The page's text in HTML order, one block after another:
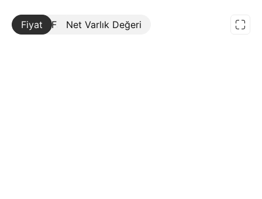
Fiyat Net Varlık Değeri
Daha Fazla